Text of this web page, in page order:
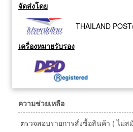
จัดส่งโดย
THAILAND
เครื่องหมายรับรอง
ความช่วยเหลือ
ตรวจสอบรายการสั่งซื้อสินค้า ( ไม่ส